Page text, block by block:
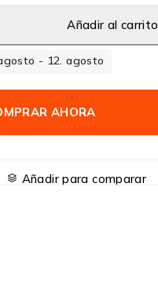
Añadir al carrito
- 12. agosto
AHORA
Añadir para comparar